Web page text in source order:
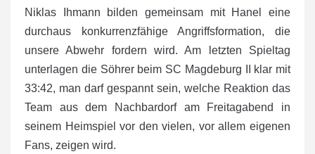
Niklas Ihmann bilden gemeinsam mit Hanel eine
durchaus konkurrenzfähige Angriffsformation, die
unsere Abwehr fordern wird. Am letzten Spieltag
unterlagen die Söhrer beim SC Magdeburg II klar mit
33:42, man darf gespannt sein, welche Reaktion das
Team aus dem Nachbardorf am Freitagabend in
seinem Heimspiel vor den vielen, vor allem eigenen
Fans, zeigen wird.